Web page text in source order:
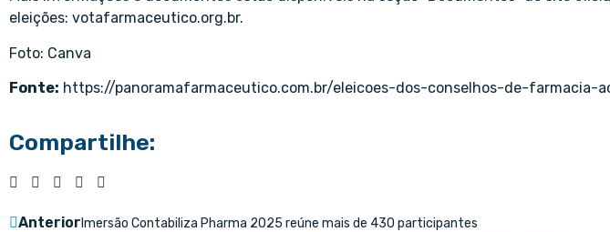
eleições: votafarmaceutico.org.br.
Foto: Canva
Fonte: https://panoramafarmaceutico.com.br/eleicoes-dos-conselhos-de-farmacia-
Compartilhe:
Anterior Imersão Contabiliza Pharma 2025 reúne mais de 430 participantes